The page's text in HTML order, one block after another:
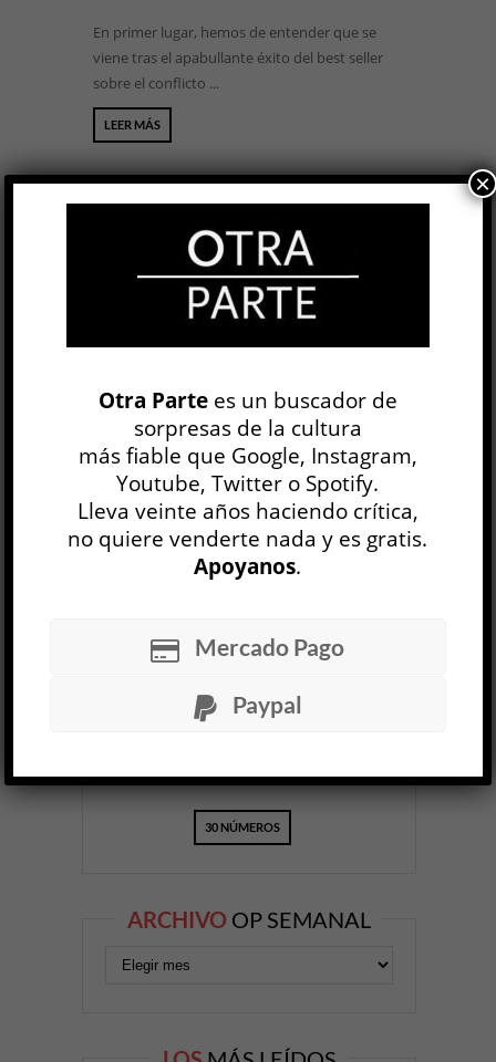
En primer lugar, hemos de entender que se
viene tras el apabullante éxito del best seller
sobre el conflicto ...
LEER MÁS
NEWSLETTER
EDICIÓN IMPRESA
30 NÚMEROS
ARCHIVO OP SEMANAL
Otra Partees un buscador de
sorpresas de la cultura
más fiable que Google, Instagram,
Youtube, Twitter o Spotify.
Lleva veinte años haciendo crítica,
no quiere venderte nada y es gratis.
Apoyanos.
Mercado Pago
Paypal
×